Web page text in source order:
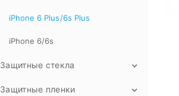
iPhone 6 Plus/6s Plus
iPhone 6/6s
Защитные стекла
13 Pro Max
Защитные пленки